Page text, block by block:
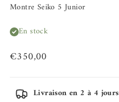
Montre Seiko 5 Junior
En stock
Prix de vente
€350,00
Livraison en 2 à 4 jours